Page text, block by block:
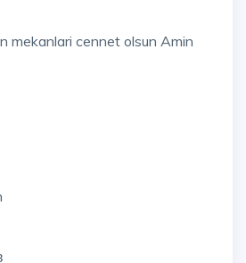
mekanlari cennet olsun Amin